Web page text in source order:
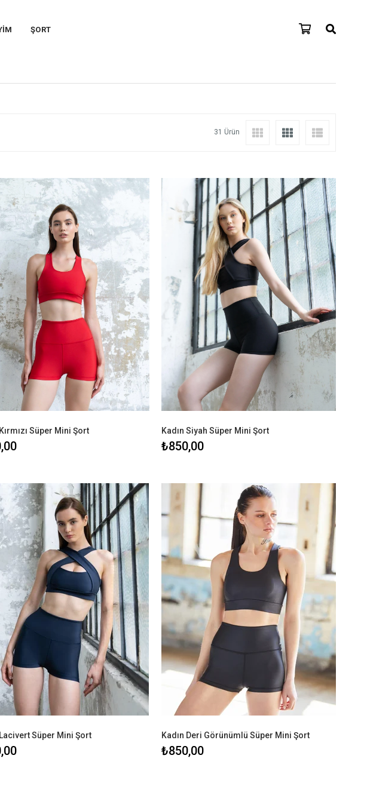
ŞORT
31 Ürün
Süper Mini Şort Kadın Siyah Süper Mini Şort
₺850,00
Süper Mini Şort Kadın Deri Görünümlü Süper Mini Şort
₺850,00